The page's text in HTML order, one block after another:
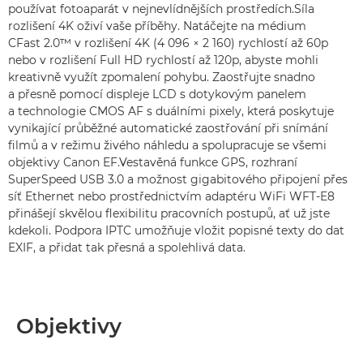
používat fotoaparát v nejnevlídnějších prostředích.Síla
rozlišení 4K oživí vaše příběhy. Natáčejte na médium
CFast 2.0™ v rozlišení 4K (4 096 × 2 160) rychlostí až 60p
nebo v rozlišení Full HD rychlostí až 120p, abyste mohli
kreativně využít zpomalení pohybu. Zaostřujte snadno
a přesně pomocí displeje LCD s dotykovým panelem
a technologie CMOS AF s duálními pixely, která poskytuje
vynikající průběžné automatické zaostřování při snímání
filmů a v režimu živého náhledu a spolupracuje se všemi
objektivy Canon EF.Vestavěná funkce GPS, rozhraní
SuperSpeed USB 3.0 a možnost gigabitového připojení přes
síť Ethernet nebo prostřednictvím adaptéru WiFi WFT-E8
přinášejí skvělou flexibilitu pracovních postupů, ať už jste
kdekoli. Podpora IPTC umožňuje vložit popisné texty do dat
EXIF, a přidat tak přesná a spolehlivá data.
Objektivy